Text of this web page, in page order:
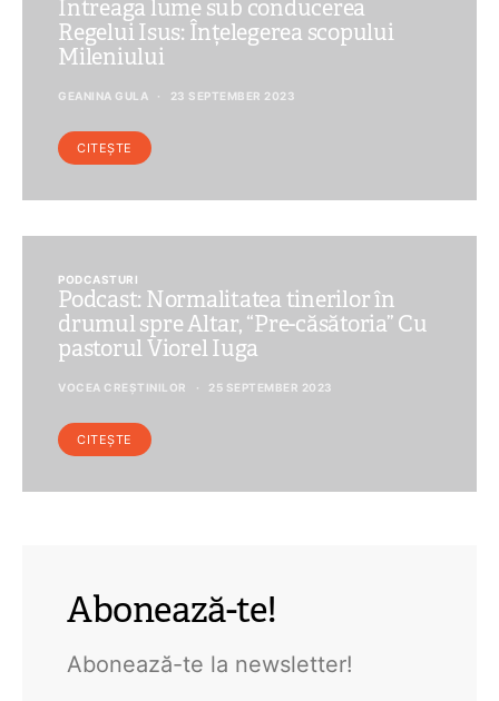
Întreaga lume sub conducerea
Regelui Isus: Înțelegerea scopului
Mileniului
GEANINA GULA 23 SEPTEMBER 2023
CITEȘTE
PODCASTURI
Podcast: Normalitatea tinerilor în
drumul spre Altar, “Pre-căsătoria” Cu
pastorul Viorel Iuga
VOCEA CREȘTINILOR 25 SEPTEMBER 2023
CITEȘTE
Abonează-te!
Abonează-te la newsletter!